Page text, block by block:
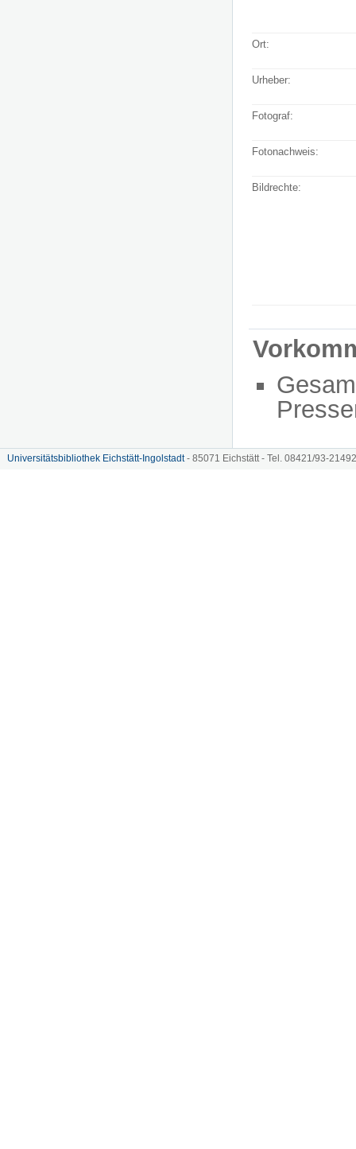
Ort:
Urheber:
Fotograf:
Fotonachweis:
Bildrechte:
Universitätsbibliothek Eichstätt-Ingolstadt- 85071 Eichstätt - Tel. 08421/93-